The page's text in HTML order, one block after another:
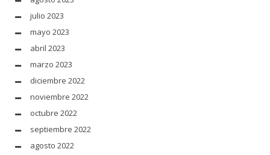
julio 2023
mayo 2023
abril 2023
marzo 2023
diciembre 2022
noviembre 2022
octubre 2022
septiembre 2022
agosto 2022